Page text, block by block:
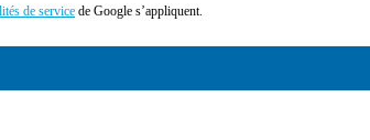
de service de Google s’appliquent.